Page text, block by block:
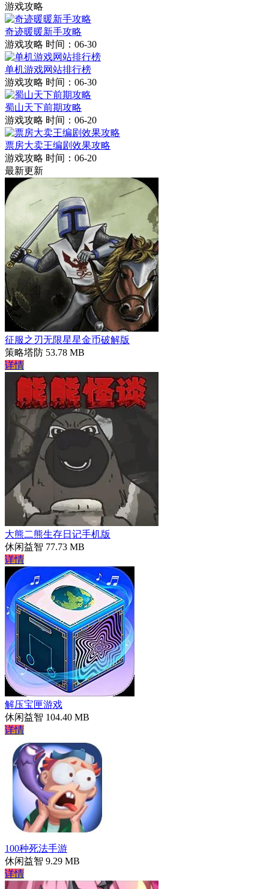
游戏攻略
奇迹暖暖新手攻略
游戏攻略 时间：06-30
单机游戏网站排行榜
游戏攻略 时间：06-30
蜀山天下前期攻略
游戏攻略 时间：06-20
票房大卖王编剧效果攻略
游戏攻略 时间：06-20
最新更新
征服之刃无限星星金币破解版
策略塔防 53.78 MB
详情
大熊二熊生存日记手机版
休闲益智 77.73 MB
详情
解压宝匣游戏
休闲益智 104.40 MB
详情
100种死法手游
休闲益智 9.29 MB
详情